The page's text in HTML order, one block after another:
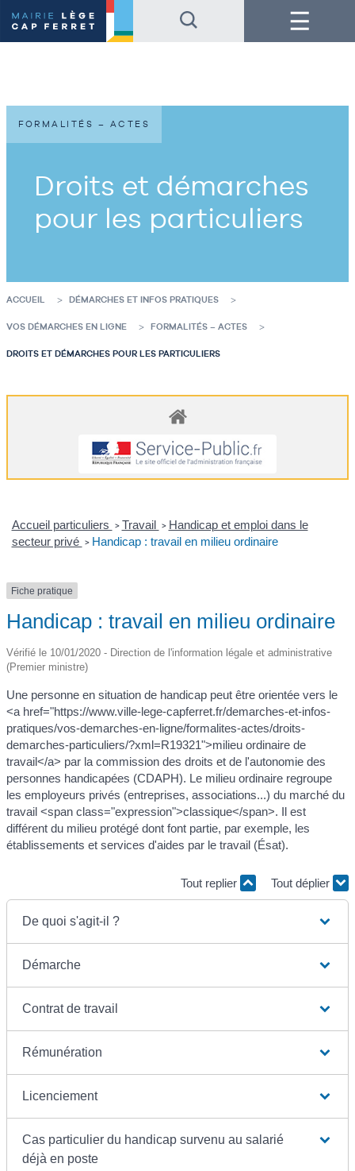
au
contenu
de
au
pied
de
Menu
Droits et démarches
pour les particuliers
FORMALITÉS – ACTES
ACCUEIL DÉMARCHES ET INFOS PRATIQUES
VOS DÉMARCHES EN LIGNE FORMALITÉS – ACTES
DROITS ET DÉMARCHES POUR LES PARTICULIERS
Accueil particuliers > Travail > Handicap et emploi dans le
secteur privé > Handicap : travail en milieu ordinaire
Fiche pratique
Handicap : travail en milieu ordinaire
Vérifié le 10/01/2020 - Direction de l'information légale et administrative
(Premier ministre)
Une personne en situation de handicap peut être orientée vers le
<a href="https://www.ville-lege-capferret.fr/demarches-et-infos-
pratiques/vos-demarches-en-ligne/formalites-actes/droits-
demarches-particuliers/?xml=R19321">milieu ordinaire de
travail</a> par la commission des droits et de l'autonomie des
personnes handicapées (CDAPH). Le milieu ordinaire regroupe
les employeurs privés (entreprises, associations...) du marché du
travail <span class="expression">classique</span>. Il est
différent du milieu protégé dont font partie, par exemple, les
établissements et services d'aides par le travail (Ésat).
Tout replier Tout déplier
De quoi s'agit-il ?
Démarche
Contrat de travail
Rémunération
Licenciement
Cas particulier du handicap survenu au salarié
déjà en poste